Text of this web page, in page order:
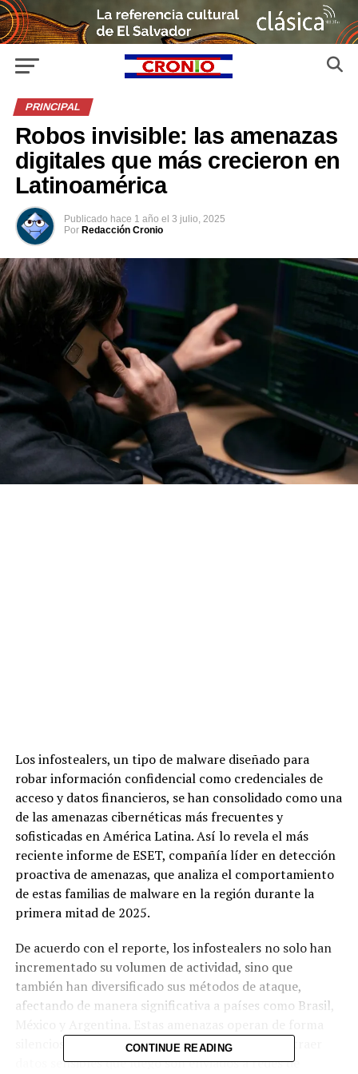
PRINCIPAL
Robos invisible: las amenazas
digitales que más crecieron en
Latinoamérica
Publicado hace 1 año el 3 julio, 2025
Por Redacción Cronio
Los infostealers, un tipo de malware diseñado para
robar información confidencial como credenciales de
acceso y datos financieros, se han consolidado como una
de las amenazas cibernéticas más frecuentes y
sofisticadas en América Latina. Así lo revela el más
reciente informe de ESET, compañía líder en detección
proactiva de amenazas, que analiza el comportamiento
de estas familias de malware en la región durante la
primera mitad de 2025.
De acuerdo con el reporte, los infostealers no solo han
incrementado su volumen de actividad, sino que
también han diversificado sus métodos de ataque,
afectando de manera significativa a países como Brasil,
silenciosa, infiltrándose en dispositivos para sustraer
datos sensibles que luego son enviados a redes de
CONTINUE READING